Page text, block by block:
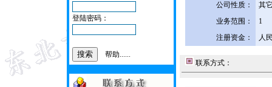
登陆密码：
帮助......
公司性质：
其
业务范围：
1
注册资金：
人
联系方式：